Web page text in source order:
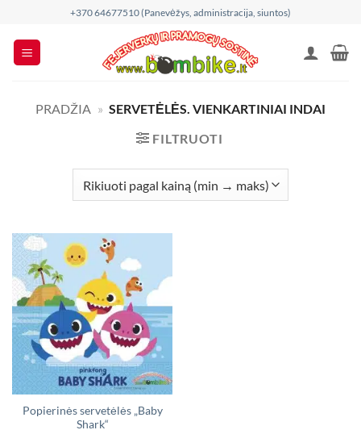
content
+370 64677510 (Panevėžys, administracija, siuntos)
PRADŽIA » SERVETĖLĖS. VIENKARTINIAI INDAI
FILTRUOTI
Popierinės servetėlės „Baby
Shark“